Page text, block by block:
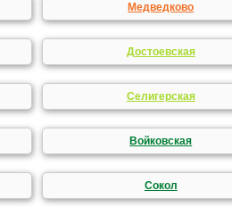
Медведково
Достоевская
Селигерская
Войковская
Сокол